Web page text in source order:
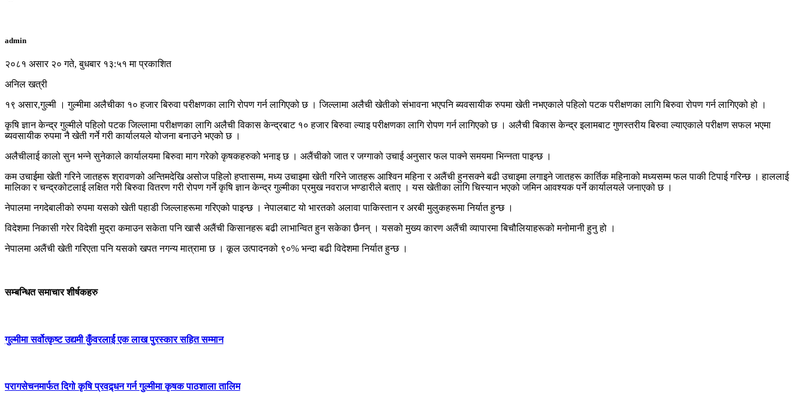
admin
२०८१ असार २० गते, बुधबार १३:५१ मा प्रकाशित
अनिल खत्री
१९ असार,गुल्मी । गुल्मीमा अलैचीका १० हजार बिरुवा परीक्षणका लागि रोपण गर्न लागिएको छ । जिल्लामा अलैची खेतीको संभावना भएपनि ब्यवसायीक रुपमा खेती नभएकाले पहिलो पटक परीक्षणका लागि बिरुवा रोपण गर्न लागिएको हो ।
कृषि ज्ञान केन्द्र गुल्मीले पहिलो पटक जिल्लामा परीक्षणका लागि अलैची विकास केन्द्रबाट १० हजार बिरुवा ल्याइ परीक्षणका लागि रोपण गर्न लागिएको छ । अलैची बिकास केन्द्र इलामबाट गुणस्तरीय बिरुवा ल्याएकाले परीक्षण सफल भएमा
ब्यवसायीक रुपमा नै खेती गर्ने गरी कार्यालयले योजना बनाउने भएको छ ।
अलैचीलाई कालो सुन भन्ने सुनेकाले कार्यालयमा बिरुवा माग गरेको कृषकहरुको भनाइ छ । अलैंचीको जात र जग्गाको उचाई अनुसार फल पाक्ने समयमा भिन्नता पाइन्छ ।
कम उचाईमा खेती गरिने जातहरू श्रावणको अन्तिमदेखि असोज पहिलो हप्तासम्म, मध्य उचाइमा खेती गरिने जातहरू आश्विन महिना र अलैंची हुनसक्ने बढी उचाइमा लगाइने जातहरू कार्तिक महिनाको मध्यसम्म फल पाकी टिपाई गरिन्छ । हाललाई
मालिका र चन्द्रकोटलाई लक्षित गरी बिरुवा वितरण गरी रोपण गर्ने कृषि ज्ञान केन्द्र गुल्मीका प्रमुख नवराज भण्डारीले बताए । यस खेतीका लागि चिस्यान भएको जमिन आवश्यक पर्ने कार्यालयले जनाएको छ ।
नेपालमा नगदेबालीको रुपमा यसको खेती पहाडी जिल्लाहरूमा गरिएको पाइन्छ । नेपालबाट यो भारतको अलावा पाकिस्तान र अरबी मुलुकहरूमा निर्यात हुन्छ ।
विदेशमा निकासी गरेर विदेशी मुद्रा कमाउन सकेता पनि खासै अलैंची किसानहरू बढी लाभान्वित हुन सकेका छैनन् । यसको मुख्य कारण अलैंची व्यापारमा बिचौलियाहरूको मनोमानी हुनु हो ।
नेपालमा अलैंची खेती गरिएता पनि यसको खपत नगन्य मात्रामा छ । कूल उत्पादनको ९०% भन्दा बढी विदेशमा निर्यात हुन्छ ।
सम्बन्धित समाचार शीर्षकहरु
गुल्मीमा सर्वोत्कृष्ट उद्यमी कुँवरलार्ई एक लाख पुरस्कार सहित सम्मान
परागसेचनमार्फत दिगो कृषि प्रवद्र्धन गर्न गुल्मीमा कृषक पाठशाला तालिम